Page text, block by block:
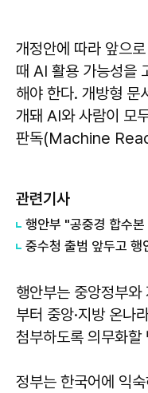
개정안에 따라 앞으
때 AI 활용 가능성을
해야 한다. 개방형 문
개돼 AI와 사람이 모
판독(Machine
관련기사
행안부는 중앙정부
부터 중앙·지방 온나
첨부하도록 의무화할
정부는 한국어에 익